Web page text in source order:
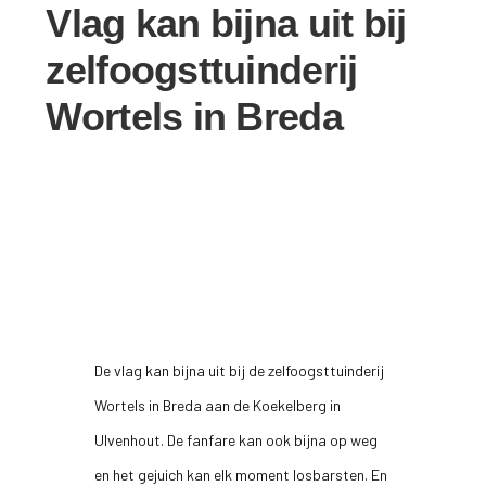
Vlag kan bijna uit bij
zelfoogsttuinderij
Wortels in Breda
De vlag kan bijna uit bij de zelfoogsttuinderij
Wortels in Breda aan de Koekelberg in
Ulvenhout. De fanfare kan ook bijna op weg
en het gejuich kan elk moment losbarsten. En